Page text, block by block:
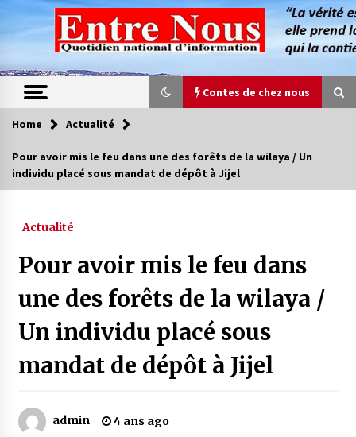
content
Contes de chez nous
Contes de chez nous
Quand la mère n’est plus là (17e partie)
Magie de sorcier
4 ans ago
Oum el Gaïla / L’ogresse du M’zab
4 ans ago
4 ans ago
Home Actualité
Pour avoir mis le feu dans une des forêts de la wilaya / Un
individu placé sous mandat de dépôt à Jijel
Actualité
Pour avoir mis le feu dans
une des forêts de la wilaya /
Un individu placé sous
mandat de dépôt à Jijel
admin 4 ans ago